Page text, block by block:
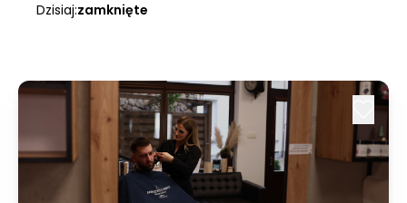
Dzisiaj:zamknięte